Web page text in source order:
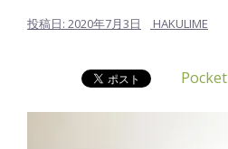
投稿日: 2020年7月3日 HAKULIME
Pocket